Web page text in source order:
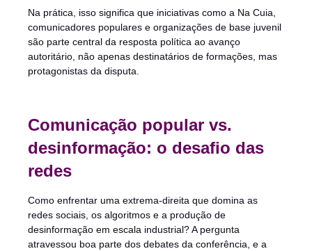
Na prática, isso significa que iniciativas como a Na Cuia,
comunicadores populares e organizações de base juvenil
são parte central da resposta política ao avanço
autoritário, não apenas destinatários de formações, mas
protagonistas da disputa.
Comunicação popular vs.
desinformação: o desafio das
redes
Como enfrentar uma extrema-direita que domina as
redes sociais, os algoritmos e a produção de
desinformação em escala industrial? A pergunta
atravessou boa parte dos debates da conferência, e a